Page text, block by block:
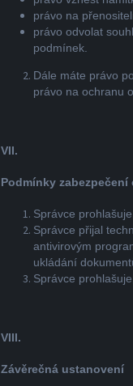
právo na
právo odvolat
podmínek.
Dále máte právo
právo na ochranu
VII.
Podmínky
Správce
Správce přijal
antivirovým
ukládání
Správce
VIII.
Závěrečná ustanovení